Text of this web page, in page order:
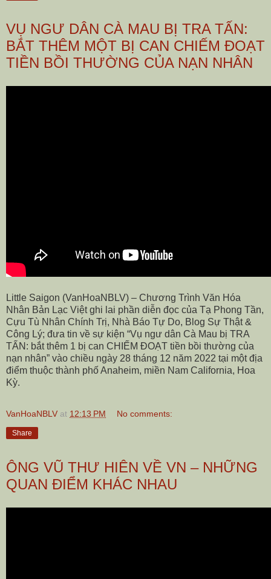
VỤ NGƯ DÂN CÀ MAU BỊ TRA TẤN:
BẮT THÊM MỘT BỊ CAN CHIẾM ĐOẠT
TIỀN BỒI THƯỜNG CỦA NẠN NHÂN
Little Saigon (VanHoaNBLV) – Chương Trình Văn Hóa
Nhân Bản Lạc Việt ghi lai phần diễn đọc của Tạ Phong Tần,
Cựu Tù Nhân Chính Trị, Nhà Báo Tự Do, Blog Sự Thật &
Công Lý; đưa tin về sự kiện “Vụ ngư dân Cà Mau bị TRA
TẤN: bắt thêm 1 bị can CHIẾM ĐOẠT tiền bồi thường của
nạn nhân” vào chiều ngày 28 tháng 12 năm 2022 tại một địa
điểm thuộc thành phố Anaheim, miền Nam California, Hoa
Kỳ.
VanHoaNBLV at 12:13 PM No comments:
Share
ÔNG VŨ THƯ HIÊN VỀ VN – NHỮNG
QUAN ĐIỂM KHÁC NHAU